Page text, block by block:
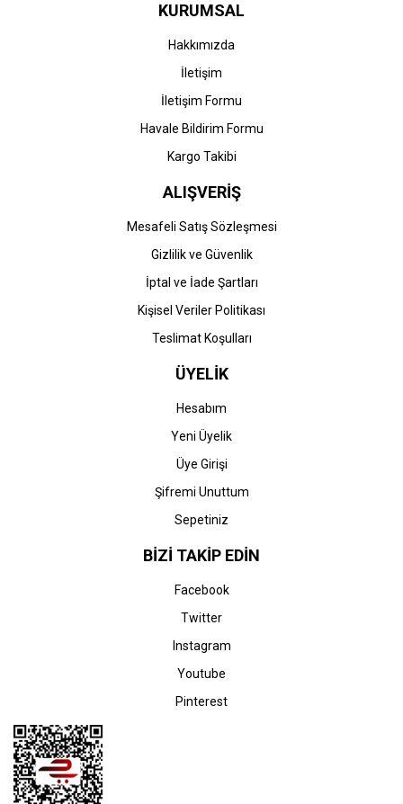
M452-M477) Orjinal Siyah
M452-M477) Muadil Siyah
514,57 TL
HP CF411A-410A (M377-
M452-M477) Orjinal Mavi
HP
HP CF411A-410A (M377-
Toner
KURUMSAL
Hakkımızda
İletişim
İletişim Formu
Havale Bildirim Formu
Kargo Takibi
ALIŞVERİŞ
Mesafeli Satış Sözleşmesi
Gizlilik ve Güvenlik
İptal ve İade Şartları
Kişisel Veriler Politikası
Teslimat Koşulları
ÜYELİK
Hesabım
Yeni Üyelik
Üye Girişi
Şifremi Unuttum
Sepetiniz
BİZİ TAKİP EDİN
Facebook
Twitter
Instagram
Youtube
Pinterest